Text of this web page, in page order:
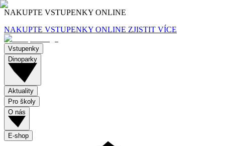
NAKUPTE VSTUPENKY ONLINE
NAKUPTE VSTUPENKY ONLINE ZJISTIT VÍCE
Vstupenky
Dinoparky
Aktuality
Pro školy
O nás
E-shop